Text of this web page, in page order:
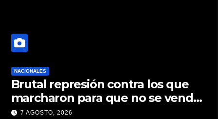
NACIONALES
Brutal represión contra los que
marcharon para que no se venda
la patria
7 AGOSTO, 2026